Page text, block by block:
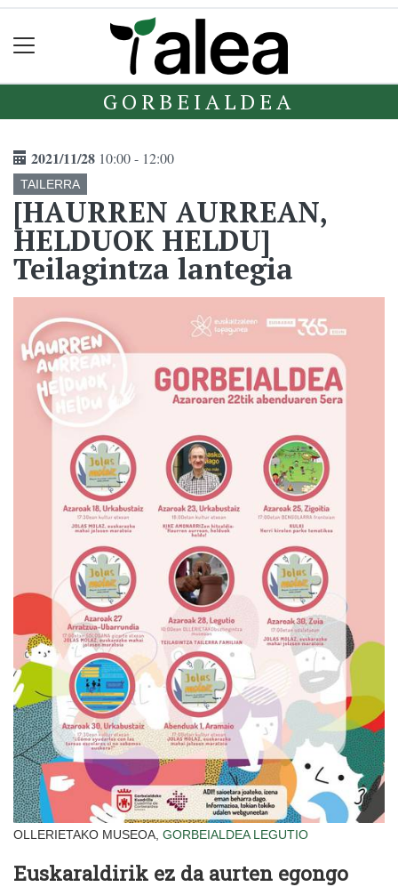
GORBEIALDEA
2021/11/28 10:00 - 12:00
TAILERRA
[HAURREN AURREAN,
HELDUOK HELDU]
Teilagintza lantegia
OLLERIETAKO MUSEOA, GORBEIALDEA LEGUTIO
Euskaraldirik ez da aurten egongo